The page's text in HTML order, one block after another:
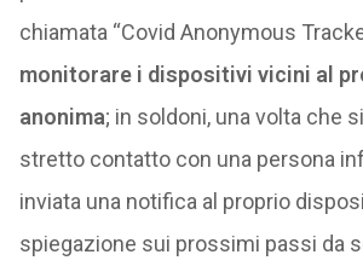
chiamata “Covid Anonymous
monitorare i dispositivi vicini al
anonima; in soldoni, una volta che
stretto contatto con una persona
inviata una notifica al proprio
spiegazione sui prossimi passi da